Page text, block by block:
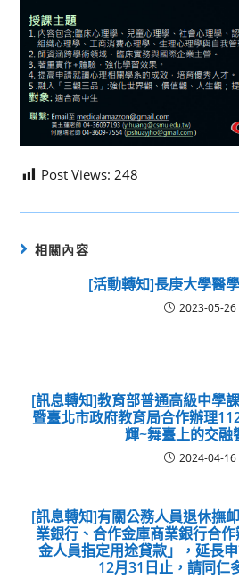
Post Views: 248
相關內容
[活動轉知]長庚大學醫
2023-05-26
[訊息轉知]教育部普通高級中學
暨臺北市政府教育局合作辦理
輝~舞臺上的交融
2024-04-16
[訊息轉知]有關公務人員退休撫
業銀行、合作金庫商業銀行合
金人員指定用途貸款」，延長
12月31日止，請同仁